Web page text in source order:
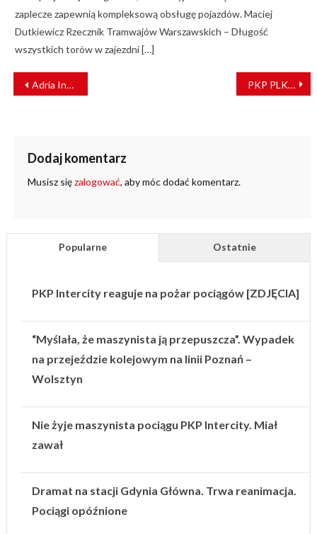
zaplecze zapewnią kompleksową obsługę pojazdów. Maciej
Dutkiewicz Rzecznik Tramwajów Warszawskich – Długość
wszystkich torów w zajezdni […]
NAWIGACJA
WPISU
Adria InterCity łączy Budapeszt i Split PKP PLK rozpoczęły współpracę z SNCF-Reseau
Dodaj komentarz
Musisz sięzalogować, aby móc dodać komentarz.
Popularne Ostatnie
PKP Intercity reaguje na pożar pociągów [ZDJĘCIA]
“Myślała, że maszynista ją przepuszcza”. Wypadek
na przejeździe kolejowym na linii Poznań –
Wolsztyn
Nie żyje maszynista pociągu PKP Intercity. Miał
zawał
Dramat na stacji Gdynia Główna. Trwa reanimacja.
Pociągi opóźnione